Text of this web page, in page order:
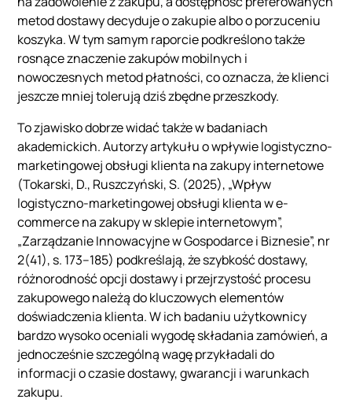
metod dostawy decyduje o zakupie albo o porzuceniu
koszyka. W tym samym raporcie podkreślono także
rosnące znaczenie zakupów mobilnych i
nowoczesnych metod płatności, co oznacza, że klienci
jeszcze mniej tolerują dziś zbędne przeszkody.
To zjawisko dobrze widać także w badaniach
akademickich. Autorzy artykułu o wpływie logistyczno-
marketingowej obsługi klienta na zakupy internetowe
(Tokarski, D., Ruszczyński, S. (2025), „Wpływ
logistyczno-marketingowej obsługi klienta w e-
commerce na zakupy w sklepie internetowym”,
„Zarządzanie Innowacyjne w Gospodarce i Biznesie”, nr
2(41), s. 173–185) podkreślają, że szybkość dostawy,
różnorodność opcji dostawy i przejrzystość procesu
zakupowego należą do kluczowych elementów
doświadczenia klienta. W ich badaniu użytkownicy
bardzo wysoko oceniali wygodę składania zamówień, a
jednocześnie szczególną wagę przykładali do
informacji o czasie dostawy, gwarancji i warunkach
zakupu.